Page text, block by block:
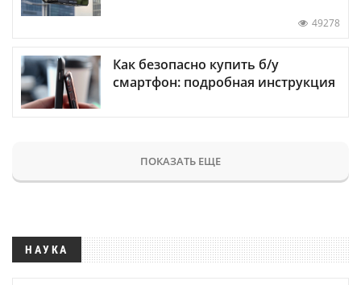
49278
Как безопасно купить б/у
смартфон: подробная инструкция
ПОКАЗАТЬ ЕЩЕ
НАУКА